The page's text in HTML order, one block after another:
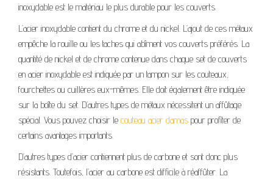
inoxydable est le matériau le plus durable pour les couverts.
L’acier inoxydable contient du chrome et du nickel. L’ajout de ces métaux
empêche la rouille ou les taches qui abîment vos couverts préférés. La
quantité de nickel et de chrome contenue dans chaque set de couverts
en acier inoxydable est indiquée par un tampon sur les couteaux,
fourchettes ou cuillères eux-mêmes. Elle doit également être indiquée
sur la boîte du set. D’autres types de métaux nécessitent un affûtage
spécial. Vous pouvez choisir le couteau acier damas pour profiter de
certains avantages importants.
D’autres types d’acier contiennent plus de carbone et sont donc plus
résistants. Toutefois, l’acier au carbone est difficile à réaffûter. La